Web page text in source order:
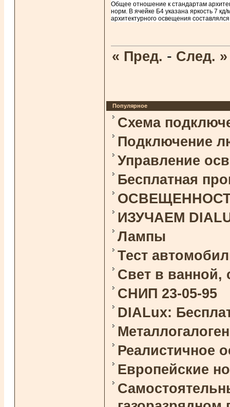
Общее отношение к стандартам
норм. В ячейке Б4 указана яркость 7
архитектурного освещения
« Пред. - След. »
Популярное
Схема
Подключение
Управление
Бесплатная
ОСВЕЩЕННОСТЬ
ИЗУЧАЕМ
Лампы
Тест
Свет в ванной,
СНИП 23-05-95
DIALux:
Реалистичное
Европейские